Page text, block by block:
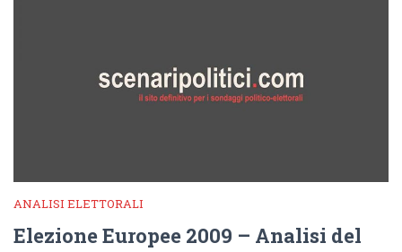
ANALISI ELETTORALI
Elezione Europee 2009 – Analisi del